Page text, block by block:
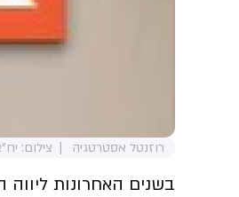
רוזנטל אסטרטגיה צילום:
בשנים האחרונות ליווה